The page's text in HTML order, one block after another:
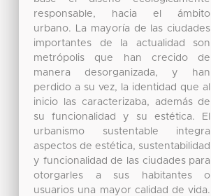
responsable, hacia el ámbito
urbano. La mayoría de las ciudades
importantes de la actualidad son
metrópolis que han crecido de
manera desorganizada, y han
perdido a su vez, la identidad que al
inicio las caracterizaba, además de
su funcionalidad y su estética. El
urbanismo sustentable integra
aspectos de estética, sustentabilidad
y funcionalidad de las ciudades para
otorgarles a sus habitantes o
usuarios una mayor calidad de vida.